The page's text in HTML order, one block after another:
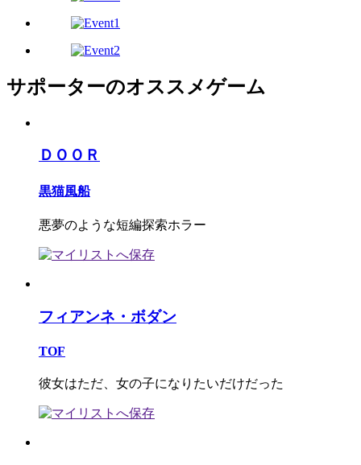
サポーターのオススメゲーム
ＤＯＯＲ
黒猫風船
悪夢のような短編探索ホラー
フィアンネ・ボダン
TOF
彼女はただ、女の子になりたいだけだった